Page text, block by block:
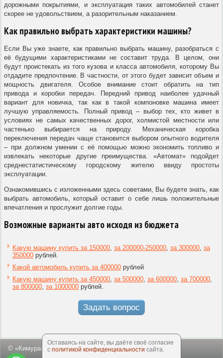
дорожными покрытиями, и эксплуатация таких автомобилей станет
скорее не удовольствием, а разорительным наказанием.
Как правильно выбрать характеристики машины?
Если Вы уже знаете, как правильно выбрать машину, разобраться с
её будущими характеристиками не составит труда. В целом, они
будут проистекать из того кузова и класса автомобиля, которому Вы
отдадите предпочтение. В частности, от этого будет зависит объем и
мощность двигателя. Особое внимание стоит обратить на тип
привода и коробки передач. Передний привод наиболее удачный
вариант для новичка, так как в такой компоновке машина имеет
лучшую управляемость. Полный привод – выбор тех, кто живет в
условиях не самых качественных дорог, холмистой местности или
частенько выбирается на природу. Механическая коробка
переключения передач чаще становится выбором опытного водителя
– при должном умении с её помощью можно экономить топливо и
извлекать некоторые другие преимущества. «Автомат» подойдет
среднестатистическому городскому жителю ввиду простоты
эксплуатации.
Ознакомившись с изложенными здесь советами, Вы будете знать, как
выбрать автомобиль, который оставит о себе лишь положительные
впечатления и прослужит долгие годы.
Возможные варианты авто исходя из бюджета
Какую машину купить за 150000 за 200000-250000 за 300000 за
350000 рублей.
Какой автомобиль купить за 400000 рублей
Какую машину купить за 450000 за 500000 за 600000 за 700000
за 800000 за 1000000 рублей.
Задать вопрос
© «Кимура», 2003-2026
Оставаясь на сайте, вы даёте своё согласие
с политикой конфиденциальности сайта.